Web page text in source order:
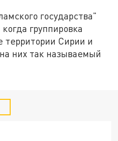
государства"
группировка
территории Сирии и
них так называемый